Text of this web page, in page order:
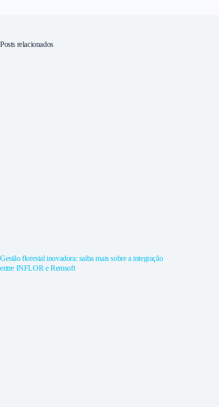
Posts relacionados
Gestão florestal inovadora: saiba mais sobre a integração
entre INFLOR e Remsoft